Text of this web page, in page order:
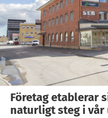
Företag etablerar
naturligt steg i vår